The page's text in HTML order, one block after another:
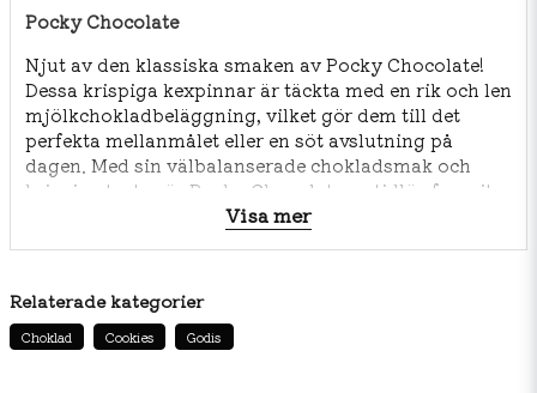
Pocky Chocolate
Njut av den klassiska smaken av Pocky Chocolate!
Dessa krispiga kexpinnar är täckta med en rik och len
mjölkchokladbeläggning, vilket gör dem till det
perfekta mellanmålet eller en söt avslutning på
dagen. Med sin välbalanserade chokladsmak och
krispiga textur är Pocky Chocolate en tidlös favorit
som aldrig går ur tiden.
Innehållsförteckning:
Vetemjöl
Socker
Visa mer
Relaterade kategorier
Choklad Cookies Godis